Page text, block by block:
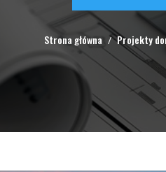
Strona główna /Projekty